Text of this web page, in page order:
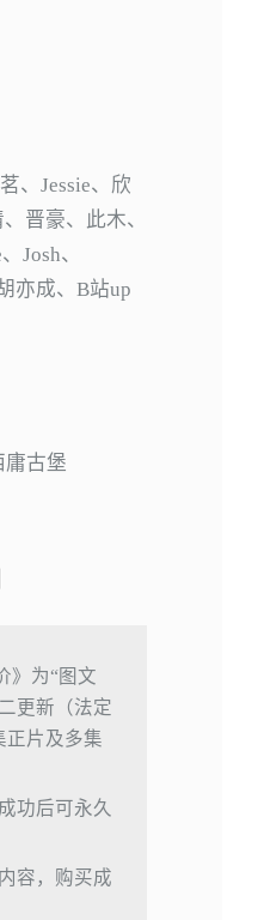
、Jessie、欣
晋豪、此木、
Josh、
亦成、B站up
庸古堡
》为“图文
更新（法定
正片及多集
功后可永久
容，购买成